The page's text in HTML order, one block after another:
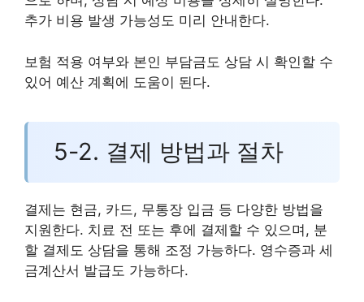
추가 비용 발생 가능성도 미리 안내한다.
보험 적용 여부와 본인 부담금도 상담 시 확인할 수
있어 예산 계획에 도움이 된다.
5-2. 결제 방법과 절차
결제는 현금, 카드, 무통장 입금 등 다양한 방법을
지원한다. 치료 전 또는 후에 결제할 수 있으며, 분
할 결제도 상담을 통해 조정 가능하다. 영수증과 세
금계산서 발급도 가능하다.